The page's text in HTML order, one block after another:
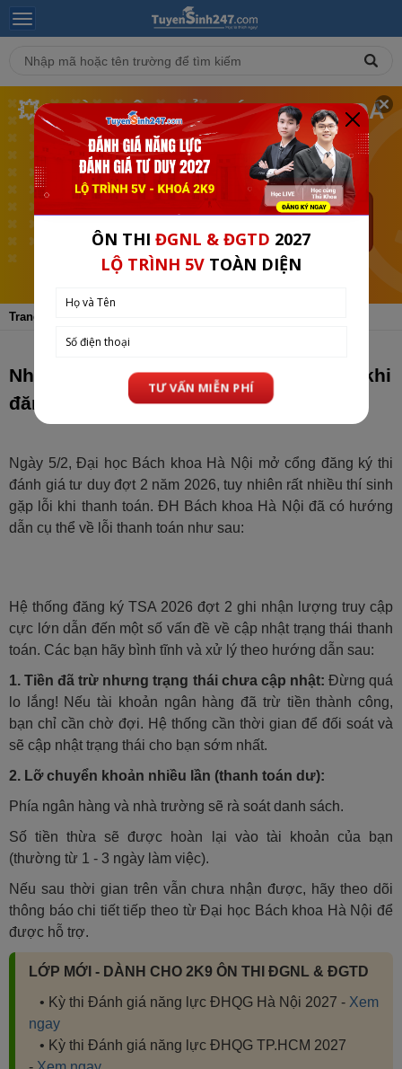
💥 NGÀY HỘI TRẢ GIÁ - MUA KHOÁ
HỌC THEO GIÁ BẠN MUỐN❗
🎯 LỚP 1-12 TẠI TUYENSINH247 (TỪ 10-12/08)
BẮT
SAU
01
GIỜ
57
PHÚT
12
Trang chủ
Những lưu ý quan trọng về thanh toán khi
đăng ký TSA đợt 2
Ngày 5/2, Đại học Bách khoa Hà Nội mở cổng đăng ký thi
đánh giá tư duy đợt 2 năm 2026, tuy nhiên rất nhiều thí sinh
gặp lỗi khi thanh toán. ĐH Bách khoa Hà Nội đã có hướng
dẫn cụ thể về lỗi thanh toán như sau:
Hệ thống đăng ký TSA 2026 đợt 2 ghi nhận lượng truy cập
cực lớn dẫn đến một số vấn đề về cập nhật trạng thái thanh
toán. Các bạn hãy bình tĩnh và xử lý theo hướng dẫn sau:
1. Tiền đã trừ nhưng trạng thái chưa cập nhật: Đừng quá
lo lắng! Nếu tài khoản ngân hàng đã trừ tiền thành công,
bạn chỉ cần chờ đợi. Hệ thống cần thời gian để đối soát và
sẽ cập nhật trạng thái cho bạn sớm nhất.
2. Lỡ chuyển khoản nhiều lần (thanh toán dư):
Phía ngân hàng và nhà trường sẽ rà soát danh sách.
Số tiền thừa sẽ được hoàn lại vào tài khoản của bạn
(thường từ 1 - 3 ngày làm việc).
Nếu sau thời gian trên vẫn chưa nhận được, hãy theo dõi
thông báo chi tiết tiếp theo từ Đại học Bách khoa Hà Nội để
được hỗ trợ.
LỚP MỚI - DÀNH CHO 2K9 ÔN THI ĐGNL & ĐGTD
• Kỳ thi Đánh giá năng lực ĐHQG Hà Nội 2027 - Xem
ngay
• Kỳ thi Đánh giá năng lực ĐHQG TP.HCM 2027